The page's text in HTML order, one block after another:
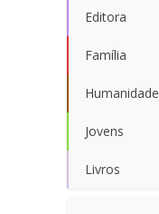
Editora
Família
Humanidade
Jovens
Livros